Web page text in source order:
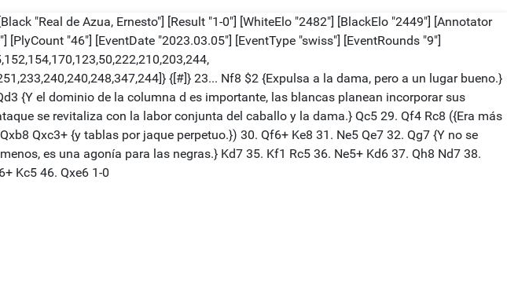
"Real de Azua, Ernesto"] [Result "1-0"] [WhiteElo "2482"] [BlackElo "2449"] [Annotator
"46"] [EventDate "2023.03.05"] [EventType "swiss"] [EventRounds "9"]
{[#]} 23... Nf8 $2 {Expulsa a la dama, pero a un lugar bueno.}
{Y el dominio de la columna d es importante, las blancas planean incorporar sus
se revitaliza con la labor conjunta del caballo y la dama.} Qc5 29. Qf4 Rc8 ({Era más
Qxc3+ {y tablas por jaque perpetuo.}) 30. Qf6+ Ke8 31. Ne5 Qe7 32. Qg7 {Y no se
es una agonía para las negras.} Kd7 35. Kf1 Rc5 36. Ne5+ Kd6 37. Qh8 Nd7 38.
Kc5 46. Qxe6 1-0